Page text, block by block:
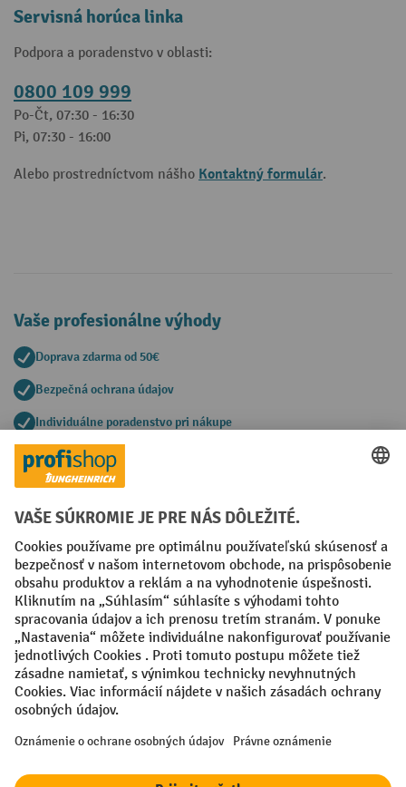
Servisná horúca linka
Podpora a poradenstvo v oblasti:
0800 109 999
Po-Čt, 07:30 - 16:30
Pi, 07:30 - 16:00
Alebo prostredníctvom nášho Kontaktný formulár.
Vaše profesionálne výhody
Doprava zdarma od 50€
Bezpečná ochrana údajov
Individuálne poradenstvo pri nákupe
Spôsoby platby
Faktúra Predplatba
Sociálne siete
Facebook
YouTube
LinkedIn
Nastavenia ochrany osobných údajov